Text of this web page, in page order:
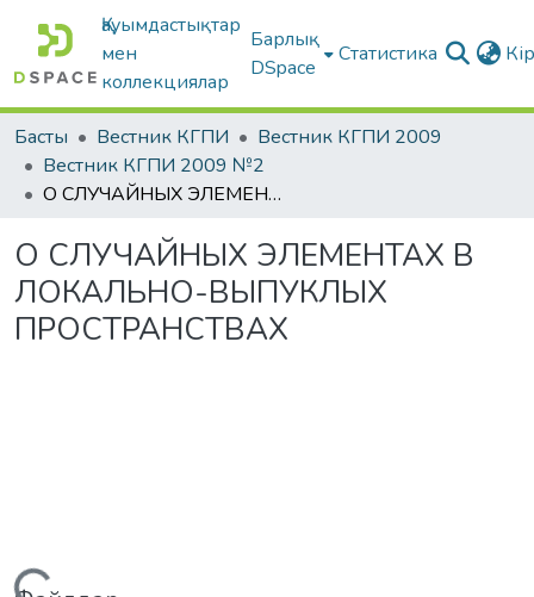
Қауымдастықтар
мен
коллекциялар
Барлық
DSpace
Статистика
Басты Вестник КГПИ
Вестник КГПИ 2009
Вестник КГПИ 2009 №2
О СЛУЧАЙНЫХ ЭЛЕМЕНТАХ В ЛОКАЛЬНО-ВЫПУКЛЫХ ПРОСТРАНСТВАХ
О СЛУЧАЙНЫХ ЭЛЕМЕНТАХ В
ЛОКАЛЬНО-ВЫПУКЛЫХ
ПРОСТРАНСТВАХ